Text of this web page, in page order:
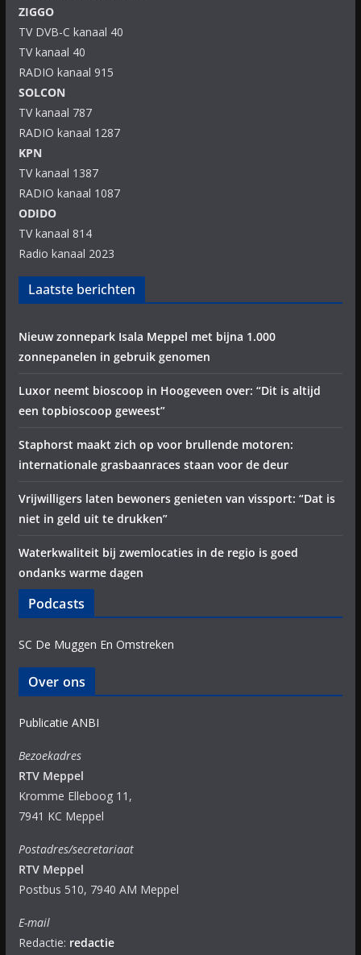
ZIGGO
TV DVB-C kanaal 40
TV kanaal 40
RADIO kanaal 915
SOLCON
TV kanaal 787
RADIO kanaal 1287
KPN
TV kanaal 1387
RADIO kanaal 1087
ODIDO
TV kanaal 814
Radio kanaal 2023
Laatste berichten
Nieuw zonnepark Isala Meppel met bijna 1.000
zonnepanelen in gebruik genomen
Luxor neemt bioscoop in Hoogeveen over: “Dit is altijd
een topbioscoop geweest”
Staphorst maakt zich op voor brullende motoren:
internationale grasbaanraces staan voor de deur
Vrijwilligers laten bewoners genieten van vissport: “Dat is
niet in geld uit te drukken”
Waterkwaliteit bij zwemlocaties in de regio is goed
ondanks warme dagen
Podcasts
SC De Muggen En Omstreken
Over ons
Publicatie ANBI
Bezoekadres
RTV Meppel
Kromme Elleboog 11,
7941 KC Meppel
Postadres/secretariaat
RTV Meppel
Postbus 510, 7940 AM Meppel
E-mail
Redactie: redactie